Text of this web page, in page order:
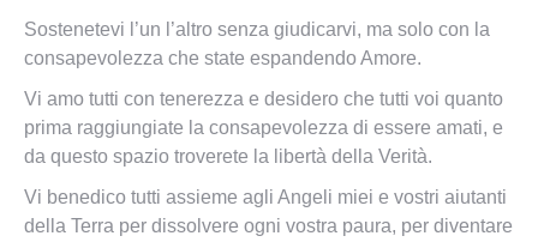
Sostenetevi l’un l’altro senza giudicarvi, ma solo con la
consapevolezza che state espandendo Amore.
Vi amo tutti con tenerezza e desidero che tutti voi quanto
prima raggiungiate la consapevolezza di essere amati, e
da questo spazio troverete la libertà della Verità.
Vi benedico tutti assieme agli Angeli miei e vostri aiutanti
della Terra per dissolvere ogni vostra paura, per diventare